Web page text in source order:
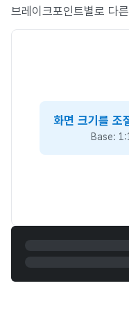
브레이크포인트별로 다
화면 크기를 조
Base: